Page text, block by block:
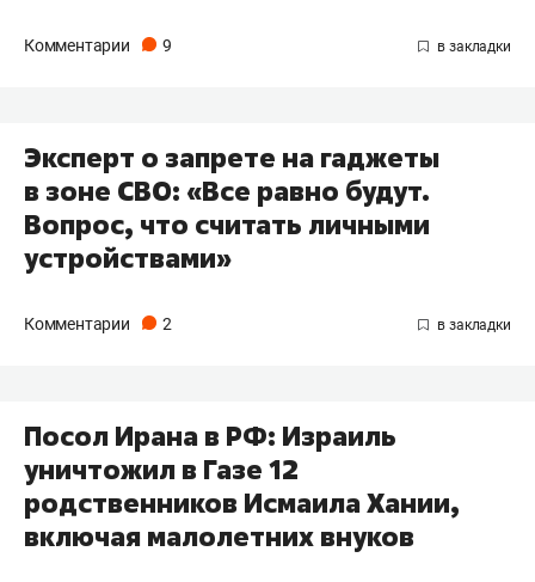
Комментарии 9
Эксперт о запрете на гаджеты
в зоне СВО: «Все равно будут.
Вопрос, что считать личными
устройствами»
Комментарии 2
Посол Ирана в РФ: Израиль
уничтожил в Газе 12
родственников Исмаила Хании,
включая малолетних внуков